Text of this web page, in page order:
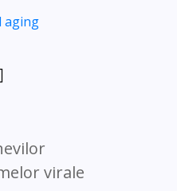
virale